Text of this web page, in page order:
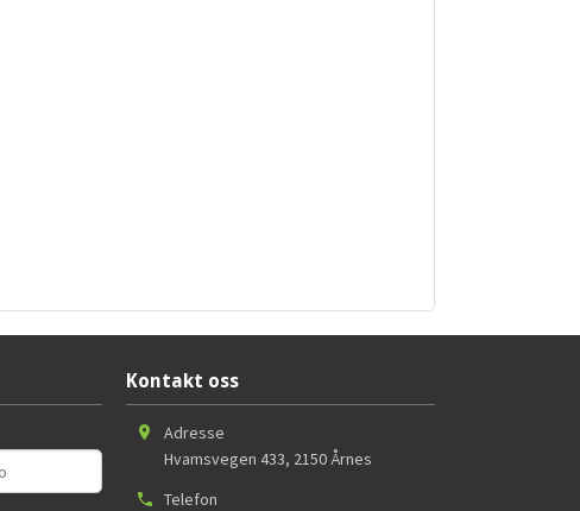
Kontakt oss
Adresse
Hvamsvegen 433, 2150Årnes
Telefon